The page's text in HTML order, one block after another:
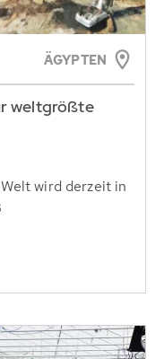
ÄGYPTEN
weltgrößte
wird derzeit in